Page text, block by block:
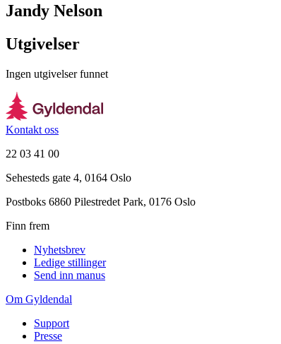
Jandy Nelson
Utgivelser
Ingen utgivelser funnet
Kontakt oss
22 03 41 00
Sehesteds gate 4, 0164 Oslo
Postboks 6860 Pilestredet Park, 0176 Oslo
Finn frem
Nyhetsbrev
Ledige stillinger
Send inn manus
Om Gyldendal
Support
Presse